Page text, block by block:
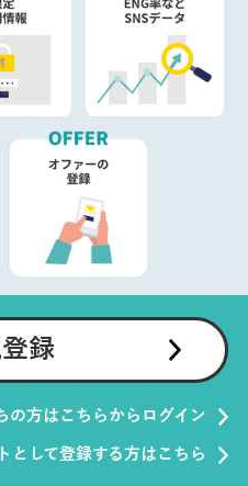
録
の方はこちらからログイン
として登録する方はこちら